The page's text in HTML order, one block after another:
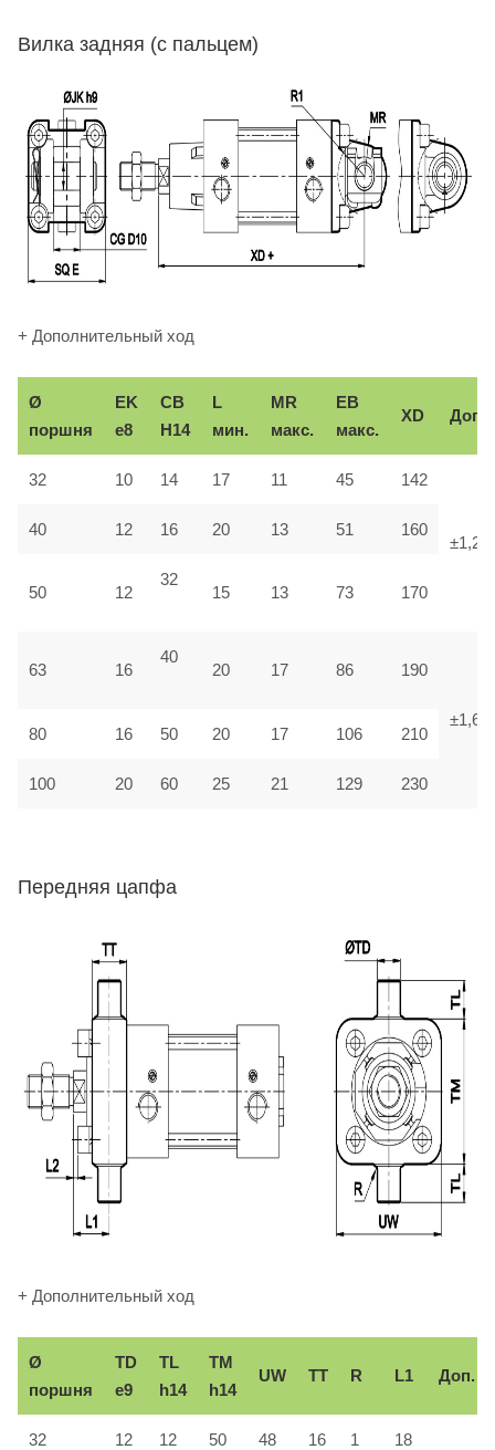
Вилка задняя (с пальцем)
+ Дополнительный ход
Ø
поршня
EK
e8
CB
H14
L
мин.
MR
макс.
EB
макс.
XD Доп.
32 10 14 17 11 45 142
±1,25
40 12 16 20 13 51 160
50 12
32
15 13 73 170
63 16
40
20 17 86 190
±1,6
80 16 50 20 17 106 210
100 20 60 25 21 129 230
Передняя цапфа
+ Дополнительный ход
Ø
поршня
TD
e9
TL
h14
TM
h14
UW TT R L1 Доп.
32 12 12 50 48 16 1 18